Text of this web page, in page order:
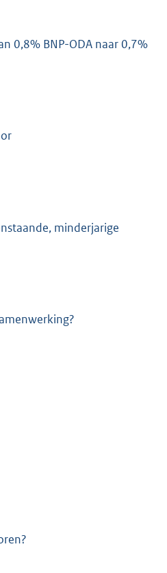
0,8% BNP-ODA naar 0,7%
minderjarige